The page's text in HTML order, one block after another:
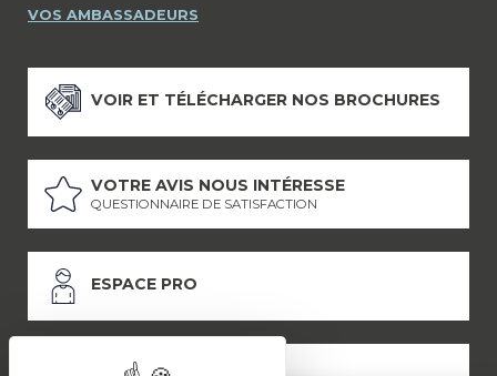
VOS AMBASSADEURS
VOIR ET TÉLÉCHARGER NOS BROCHURES
VOTRE AVIS NOUS INTÉRESSE
QUESTIONNAIRE DE SATISFACTION
ESPACE PRO